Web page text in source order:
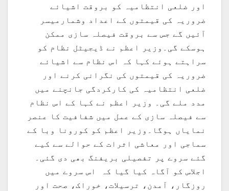
اور ضلعی انتظامیہ کو بروقت اشیائے
ضروریہ کی قیمتوں کے اعداد وشمارمیسر
آئیں گے جس سے بروقت فیصلہ سازی ممکن
ہوسکے گی۔وزیر اعظم نے ڈیجیٹل نظام کو
سراہتے ہوئے کہا کہ اس نظام سے اشیائے
ضروریہ کی قیمتوں کی نگرانی کرنے اور
ضلعی انتظامیہ کی کارکردگی جانچنے میں
مدد ملے گی۔ وزیر اعظم نے کہا کے اس نظام
سے فیصلہ سازی کے عمل میں شفافیت کا عنصر
نمایاں ہوگا۔وزیر اعظم کو کورونا وبا کے
سماجی اور معاشی اثرات کے حوالے سے کیے
گئے سروے پر تفصیلی بریفنگ بھی دی گئی۔
اجلاس کو آگاہ کیا گیا کہ اس سروے میں
روزگار، آمدن، ترسیلات، خوراک، صحت اور